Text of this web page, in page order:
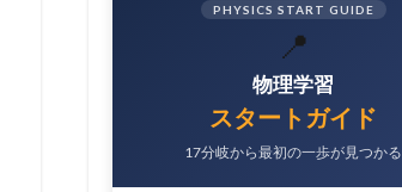
PHYSICS START GUIDE
📍
物理学習
スタートガイド
17分岐から最初の一歩が見つかる